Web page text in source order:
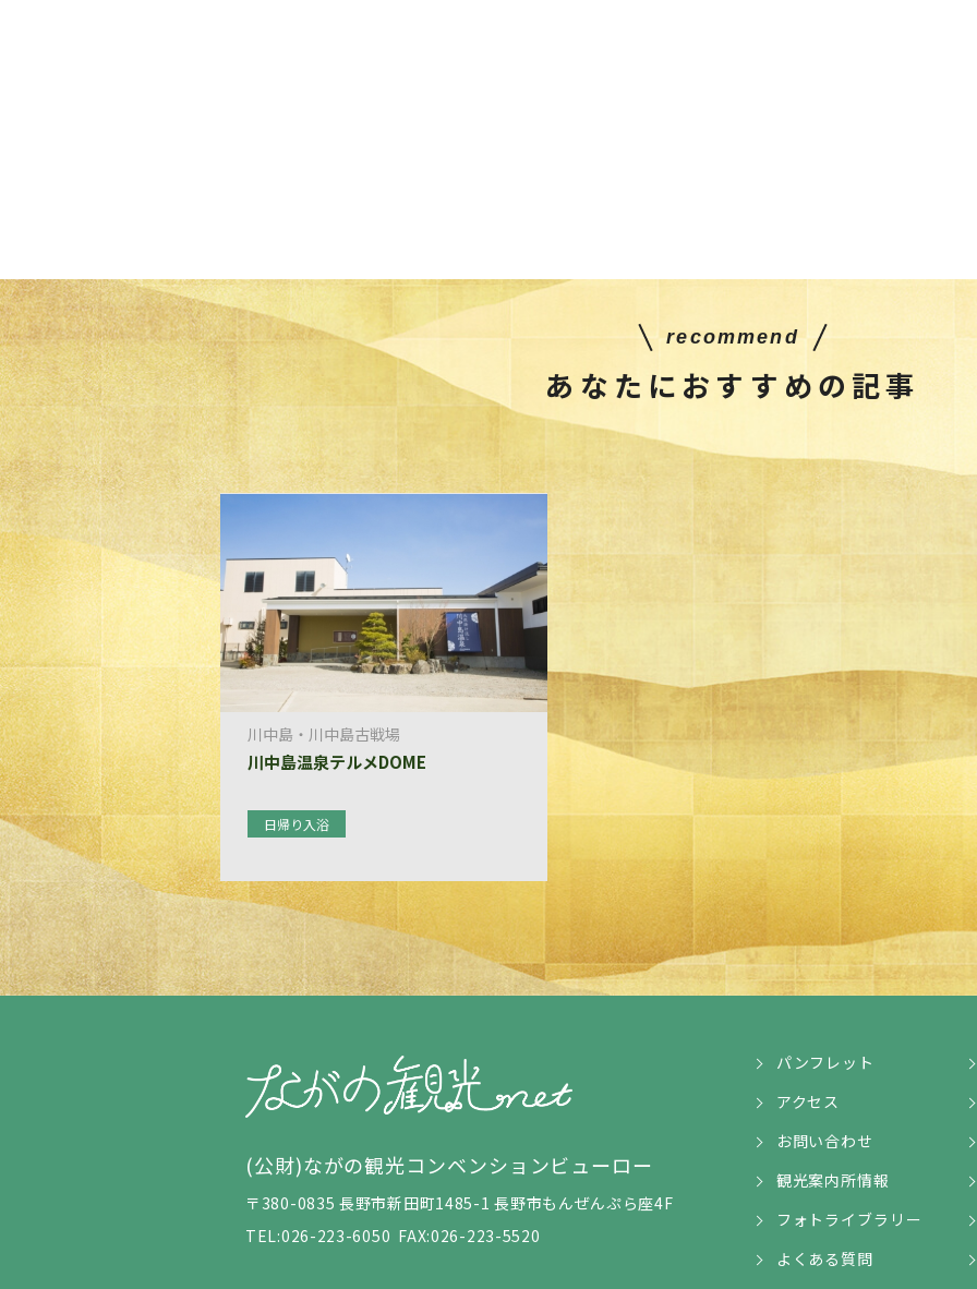
recommend
あなたにおすすめの記事
川中島・川中島古戦場
川中島温泉テルメDOME
日帰り入浴
(公財)ながの観光コンベンションビューロー
〒380-0835 長野市新田町1485-1 長野市もんぜんぷら座4F
TEL:026-223-6050 FAX:026-223-5520
パンフレット
アクセス
お問い合わせ
観光案内所情報
フォトライブラリー
よくある質問